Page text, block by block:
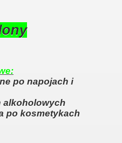
po napojach i
alkoholowych
po kosmetykach